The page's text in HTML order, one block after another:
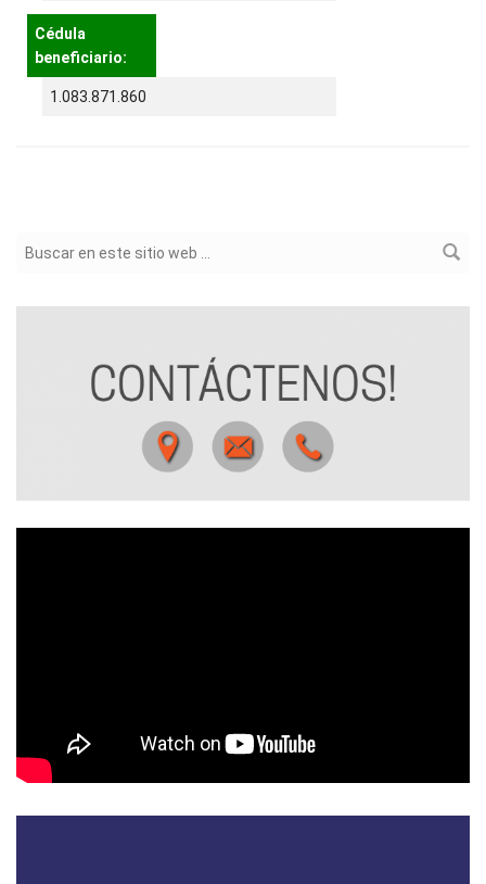
Cédula
beneficiario:
1.083.871.860
Formulario de búsqueda